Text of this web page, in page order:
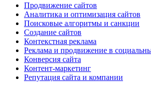
Продвижение сайтов
Аналитика и оптимизация сайтов
Поисковые алгоритмы и санкции
Создание сайтов
Контекстная реклама
Реклама и продвижение в
Конверсия сайта
Контент-маркетинг
Репутация сайта и компании